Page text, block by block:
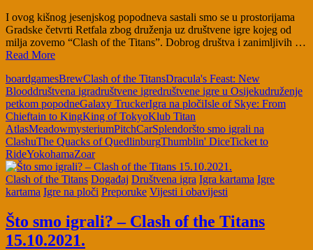
I ovog kišnog jesenjskog popodneva sastali smo se u prostorijama
Gradske četvrti Retfala zbog druženja uz društvene igre kojeg od
milja zovemo “Clash of the Titans”. Dobrog društva i zanimljivih …
Read More
boardgamesBrewClash of the TitansDracula's Feast: New
Blooddruštvena igradruštvene igredruštvene igre u Osijekudruženje
petkom popodneGalaxy TruckerIgra na pločiIsle of Skye: From
Chieftain to KingKing of TokyoKlub Titan
AtlasMeadowmysteriumPitchCarSplendoršto smo igrali na
ClashuThe Quacks of QuedlinburgThumblin' DiceTicket to
RideYokohamaZoar
Clash of the Titans Događaj Društvena igra Igra kartama Igre
kartama Igre na ploči Preporuke Vijesti i obavijesti
Što smo igrali? – Clash of the Titans
15.10.2021.